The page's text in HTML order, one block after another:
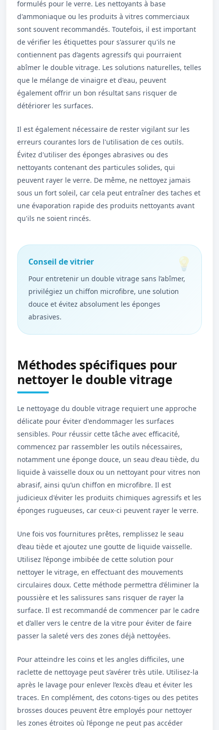
formulés pour le verre. Les nettoyants à base
d'ammoniaque ou les produits à vitres commerciaux
sont souvent recommandés. Toutefois, il est important
de vérifier les étiquettes pour s'assurer qu'ils ne
contiennent pas d’agents agressifs qui pourraient
abîmer le double vitrage. Les solutions naturelles, telles
que le mélange de vinaigre et d'eau, peuvent
également offrir un bon résultat sans risquer de
détériorer les surfaces.
Il est également nécessaire de rester vigilant sur les
erreurs courantes lors de l'utilisation de ces outils.
Évitez d'utiliser des éponges abrasives ou des
nettoyants contenant des particules solides, qui
peuvent rayer le verre. De même, ne nettoyez jamais
sous un fort soleil, car cela peut entraîner des taches et
une évaporation rapide des produits nettoyants avant
qu'ils ne soient rincés.
Conseil de vitrier
Pour entretenir un double vitrage sans l’abîmer,
privilégiez un chiffon microfibre, une solution
douce et évitez absolument les éponges
abrasives.
Méthodes spécifiques pour
nettoyer le double vitrage
Le nettoyage du double vitrage requiert une approche
délicate pour éviter d'endommager les surfaces
sensibles. Pour réussir cette tâche avec efficacité,
commencez par rassembler les outils nécessaires,
notamment une éponge douce, un seau d’eau tiède, du
liquide à vaisselle doux ou un nettoyant pour vitres non
abrasif, ainsi qu’un chiffon en microfibre. Il est
judicieux d'éviter les produits chimiques agressifs et les
éponges rugueuses, car ceux-ci peuvent rayer le verre.
Une fois vos fournitures prêtes, remplissez le seau
d’eau tiède et ajoutez une goutte de liquide vaisselle.
Utilisez l’éponge imbibée de cette solution pour
nettoyer le vitrage, en effectuant des mouvements
circulaires doux. Cette méthode permettra d’éliminer la
poussière et les salissures sans risquer de rayer la
surface. Il est recommandé de commencer par le cadre
et d’aller vers le centre de la vitre pour éviter de faire
passer la saleté vers des zones déjà nettoyées.
Pour atteindre les coins et les angles difficiles, une
raclette de nettoyage peut s’avérer très utile. Utilisez-la
après le lavage pour enlever l’excès d’eau et éviter les
traces. En complément, des cotons-tiges ou des petites
brosses douces peuvent être employés pour nettoyer
les zones étroites où l’éponge ne peut pas accéder